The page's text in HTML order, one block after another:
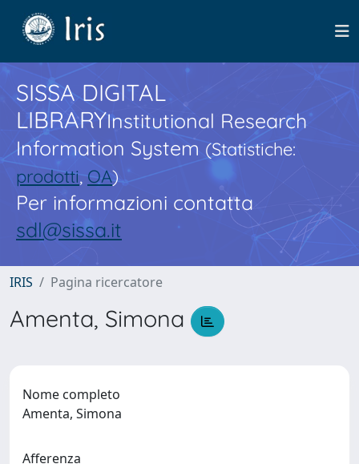
SISSA DIGITAL
LIBRARYInstitutional Research
Information System(Statistiche:
prodotti,OA)
Per informazioni contatta
sdl@sissa.it
IRIS Pagina ricercatore
Amenta, Simona
Nome completo
Amenta, Simona
Afferenza